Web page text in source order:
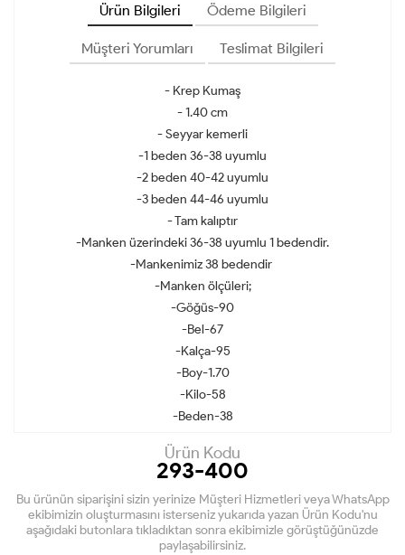
Ürün Bilgileri Ödeme Bilgileri
Müşteri Yorumları Teslimat Bilgileri
- Krep Kumaş
- 1.40 cm
- Seyyar kemerli
-1 beden 36-38 uyumlu
-2 beden 40-42 uyumlu
-3 beden 44-46 uyumlu
- Tam kalıptır
-Manken üzerindeki 36-38 uyumlu 1 bedendir.
-Mankenimiz 38 bedendir
-Manken ölçüleri;
-Göğüs-90
-Bel-67
-Kalça-95
-Boy-1.70
-Kilo-58
-Beden-38
Ürün Kodu
293-400
Bu ürünün siparişini sizin yerinize Müşteri Hizmetleri veya WhatsApp
ekibimizin oluşturmasını isterseniz yukarıda yazan Ürün Kodu'nu
aşağıdaki butonlara tıkladıktan sonra ekibimizle görüştüğünüzde
paylaşabilirsiniz.